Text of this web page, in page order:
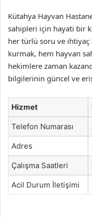
Kütahya Hayvan
sahipleri için hayati bir
her türlü soru ve ihtiyaç
kurmak, hem hayvan
hekimlere zaman
bilgilerinin güncel ve
Hizmet
Telefon Numarası
Adres
Çalışma Saatleri
Acil Durum İletişimi